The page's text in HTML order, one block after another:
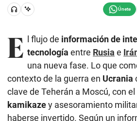
E l flujo de información de
tecnología entre Rusia e
una nueva fase. Lo que
contexto de la guerra en Ucrania
clave de Teherán a Moscú, con
kamikazey asesoramiento
haberse invertido. Según un